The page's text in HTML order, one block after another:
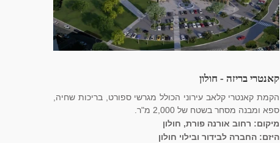
קאנטרי בריזה - חולון
הקמת קאנטרי קלאב עירוני הכולל מגרשי ספורט, בריכות שחיה,
ספא ומבנה מסחר בשטח של 2,000 מ"ר.
מיקום: רחוב אורנה פורת, חולון
היזם: החברה לבידור ובילוי חולון